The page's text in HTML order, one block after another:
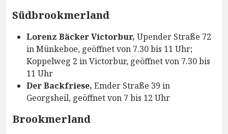
Südbrookmerland
Lorenz Bäcker Victorbur, Upender Straße 72
in Münkeboe, geöffnet von 7.30 bis 11 Uhr;
Koppelweg 2 in Victorbur, geöffnet von 7.30 bis
11 Uhr
Der Backfriese, Emder Straße 39 in
Georgsheil, geöffnet von 7 bis 12 Uhr
Brookmerland